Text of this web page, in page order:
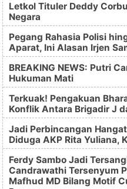
Letkol Tituler Deddy
Negara
Pegang Rahasia Polisi
Aparat, Ini Alasan Irjen
BREAKING NEWS: Putri
Hukuman Mati
Terkuak! Pengakuan
Konflik Antara Brigadir J
Jadi Perbincangan
Diduga AKP Rita Yuliana,
Ferdy Sambo Jadi
Candrawathi Tersenyum
Mafhud MD Bilang Motif